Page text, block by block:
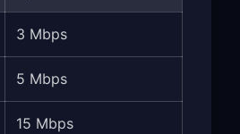
3 Mbps
5 Mbps
15 Mbps